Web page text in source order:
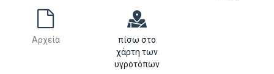
Αρχεία
πίσω στο
χάρτη των
υγροτόπων